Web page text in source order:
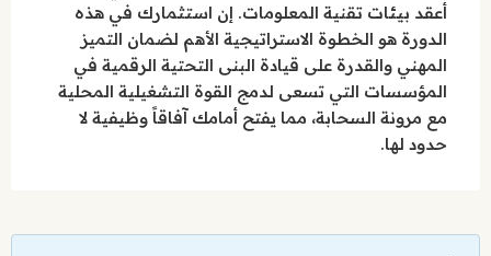
أعقد بيئات تقنية المعلومات. إن استثمارك في هذه
الدورة هو الخطوة الاستراتيجية الأهم لضمان التميز
المهني والقدرة على قيادة البنى التحتية الرقمية في
المؤسسات التي تسعى لدمج القوة التشغيلية المحلية
مع مرونة السحابة، مما يفتح أمامك آفاقاً وظيفية لا
حدود لها.